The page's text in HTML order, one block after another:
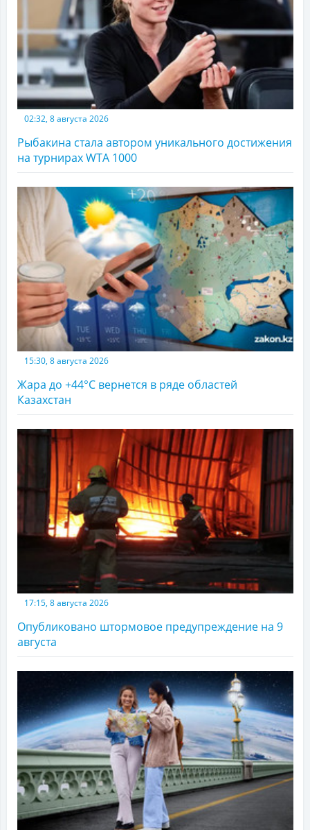
02:32, 8 августа 2026
Рыбакина стала автором уникального достижения
на турнирах WTA 1000
15:30, 8 августа 2026
Жара до +44°С вернется в ряде областей
Казахстан
17:15, 8 августа 2026
Опубликовано штормовое предупреждение на 9
августа